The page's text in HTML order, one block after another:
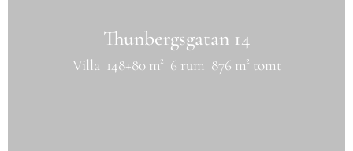
Thunbergsgatan 14
Villa 148+80 m² 6 rum 876 m² tomt